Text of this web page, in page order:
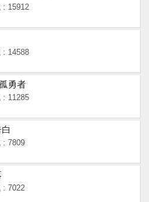
: 15912
: 14588
勇者
: 11285
: 7809
: 7022